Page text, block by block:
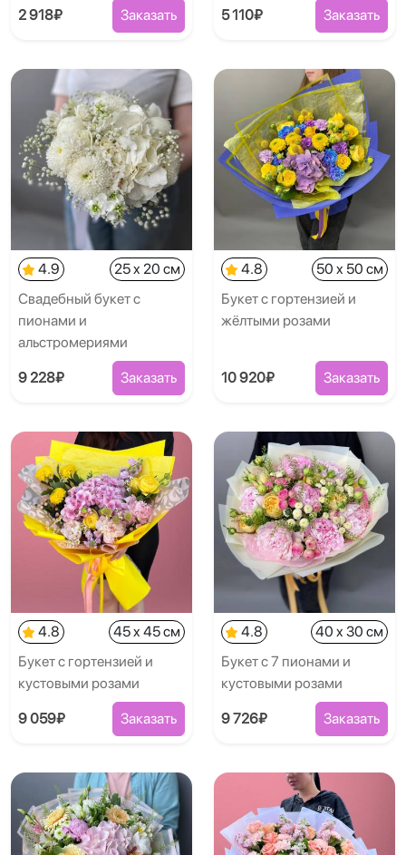
2 918₽ Заказать 5 110₽ Заказать
4.9
25 x 20 см
Свадебный букет с
пионами и
альстромериями
9 228₽ Заказать
4.8
50 x 50 см
Букет с гортензией и
жёлтыми розами
10 920₽ Заказать
4.8
45 x 45 см
Букет с гортензией и
кустовыми розами
9 059₽ Заказать
4.8
40 x 30 см
Букет с 7 пионами и
кустовыми розами
9 726₽ Заказать